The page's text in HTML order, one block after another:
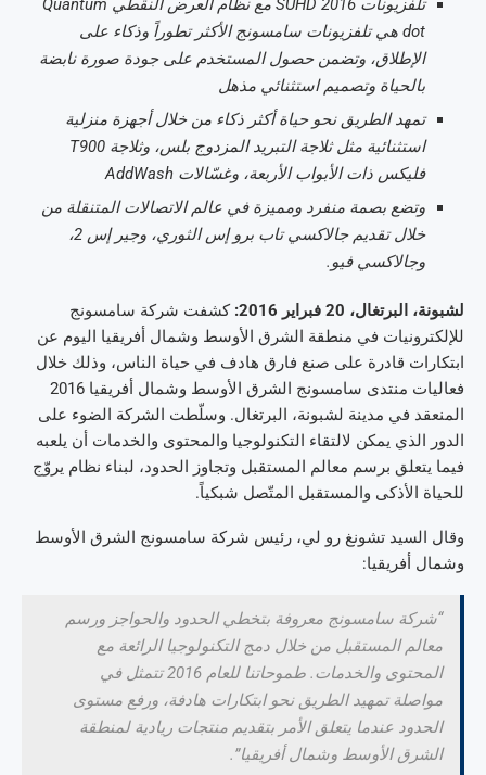
تلفزيونات
SUHD 2016 مع نظام العرض النقطي
Quantum
dot هي تلفزيونات سامسونج الأكثر تطوراً وذكاء على
الإطلاق، وتضمن حصول المستخدم على جودة صورة نابضة
بالحياة وتصميم استثنائي مذهل
تمهد الطريق نحو حياة أكثر ذكاء من خلال أجهزة منزلية
استثنائية مثل ثلاجة التبريد المزدوج بلس، وثلاجة T900
فليكس ذات الأبواب الأربعة، وغسّالات AddWash
وتضع بصمة منفرد ومميزة في عالم الاتصالات المتنقلة من
خلال تقديم جالاكسي تاب برو إس الثوري، وجير إس 2،
وجالاكسي فيو.
لشبونة، البرتغال، 20 فبراير 2016:
كشفت شركة سامسونج
للإلكترونيات في منطقة الشرق الأوسط وشمال أفريقيا اليوم عن
ابتكارات قادرة على صنع فارق هادف في حياة الناس، وذلك خلال
فعاليات منتدى سامسونج الشرق الأوسط وشمال أفريقيا 2016
المنعقد في مدينة لشبونة، البرتغال. وسلّطت الشركة الضوء على
الدور الذي يمكن لالتقاء التكنولوجيا والمحتوى والخدمات أن يلعبه
فيما يتعلق برسم معالم المستقبل وتجاوز الحدود، لبناء نظام يروّج
للحياة الأذكى والمستقبل المتّصل شبكياً.
وقال السيد تشونغ رو لي، رئيس شركة سامسونج الشرق الأوسط
وشمال أفريقيا:
“شركة سامسونج معروفة بتخطي الحدود والحواجز ورسم
معالم المستقبل من خلال دمج التكنولوجيا الرائعة مع
المحتوى والخدمات. طموحاتنا للعام 2016 تتمثل في
مواصلة تمهيد الطريق نحو ابتكارات هادفة، ورفع مستوى
الحدود عندما يتعلق الأمر بتقديم منتجات ريادية لمنطقة
الشرق الأوسط وشمال أفريقيا”.